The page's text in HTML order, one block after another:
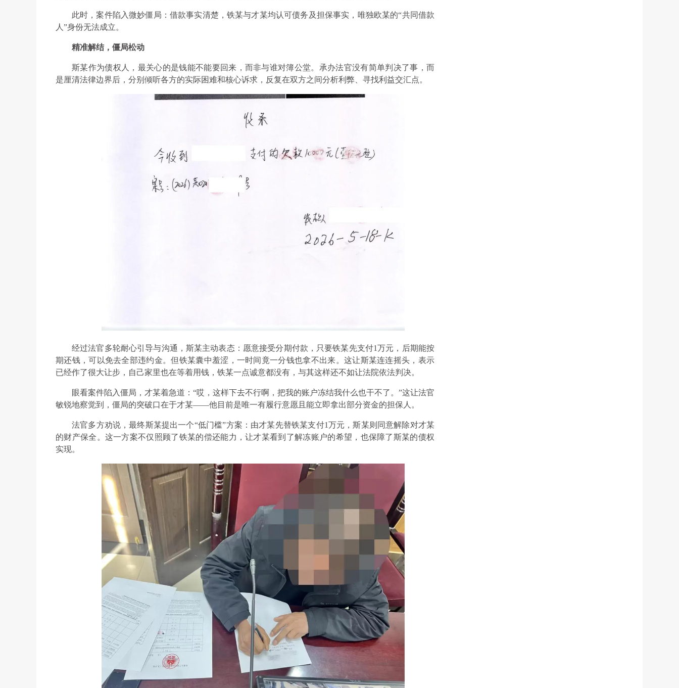
此时，案件陷入微妙僵局：借款事实清楚，铁某与才某均认可债务及担保事实，唯独欧某的“共同借款
人”身份无法成立。
精准解结，僵局松动
斯某作为债权人，最关心的是钱能不能要回来，而非与谁对簿公堂。承办法官没有简单判决了事，而
是厘清法律边界后，分别倾听各方的实际困难和核心诉求，反复在双方之间分析利弊、寻找利益交汇点。
经过法官多轮耐心引导与沟通，斯某主动表态：愿意接受分期付款，只要铁某先支付1万元，后期能按
期还钱，可以免去全部违约金。但铁某囊中羞涩，一时间竟一分钱也拿不出来。这让斯某连连摇头，表示
已经作了很大让步，自己家里也在等着用钱，铁某一点诚意都没有，与其这样还不如让法院依法判决。
眼看案件陷入僵局，才某着急道：“哎，这样下去不行啊，把我的账户冻结我什么也干不了。”这让法官
敏锐地察觉到，僵局的突破口在于才某——他目前是唯一有履行意愿且能立即拿出部分资金的担保人。
法官多方劝说，最终斯某提出一个“低门槛”方案：由才某先替铁某支付1万元，斯某则同意解除对才某
的财产保全。这一方案不仅照顾了铁某的偿还能力，让才某看到了解冻账户的希望，也保障了斯某的债权
实现。